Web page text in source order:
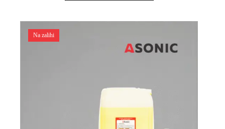
Opcije
odabrati
Na zalihi